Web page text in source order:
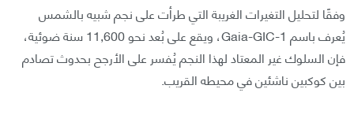
وفقًا لتحليل التغيرات الغريبة التي طرأت على نجم شبيه بالشمس
يُعرف باسم Gaia-GIC-1، ويقع على بُعد نحو 11,600 سنة ضوئية،
فإن السلوك غير المعتاد لهذا النجم يُفسر على الأرجح بحدوث تصادم
بين كوكبين ناشئين في محيطه القريب.